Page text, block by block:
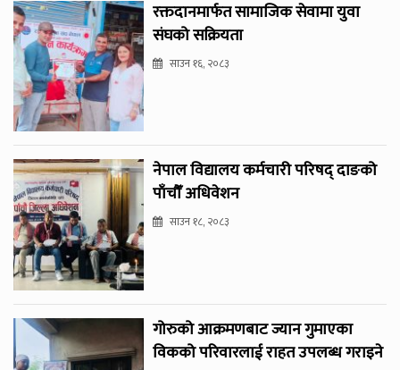
रक्तदानमार्फत सामाजिक सेवामा युवा
संघको सक्रियता
साउन १६, २०८३
नेपाल विद्यालय कर्मचारी परिषद् दाङको
पाँचौँ अधिवेशन
साउन १८, २०८३
गोरुको आक्रमणबाट ज्यान गुमाएका
विकको परिवारलाई राहत उपलब्ध गराइने